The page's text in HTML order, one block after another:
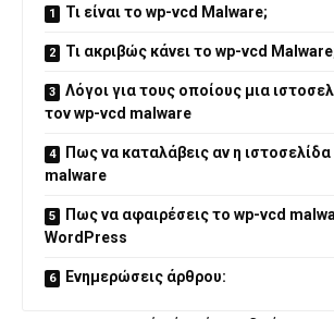
Τι είναι το wp-vcd Malware;
Τι ακριβώς κάνει το wp-vcd
Λόγοι για τους οποίους μια
τον wp-vcd malware
Πως να καταλάβεις αν η ιστοσελίδα
malware
Πως να αφαιρέσεις το wp-vcd
WordPress
Ενημερώσεις άρθρου: